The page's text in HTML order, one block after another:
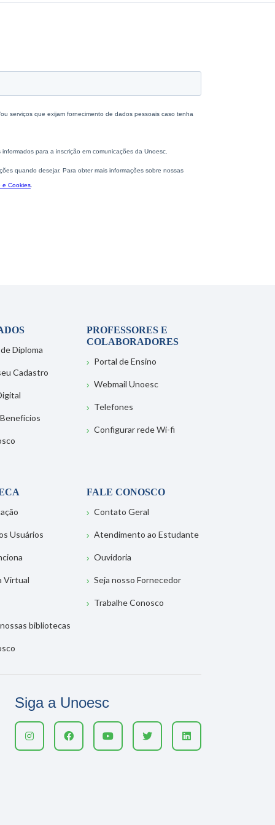
Diploma
Cadastro
PROFESSORES E
COLABORADORES
Portal de Ensino
Webmail Unoesc
Telefones
Configurar rede Wi-fi
Usuários
Virtual
bibliotecas
FALE CONOSCO
Contato Geral
Atendimento ao Estudante
Ouvidoria
Seja nosso Fornecedor
Trabalhe Conosco
Siga a Unoesc